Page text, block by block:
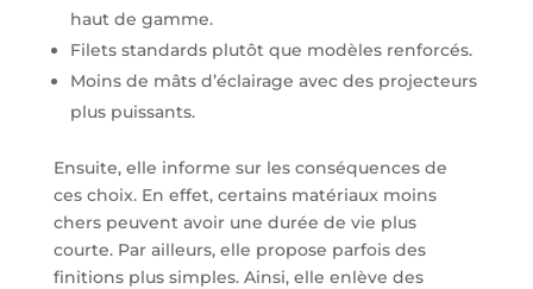
haut de gamme.
Filets standards plutôt que modèles renforcés.
Moins de mâts d’éclairage avec des projecteurs
plus puissants.
Ensuite, elle informe sur les conséquences de
ces choix. En effet, certains matériaux moins
chers peuvent avoir une durée de vie plus
courte. Par ailleurs, elle propose parfois des
finitions plus simples. Ainsi, elle enlève des